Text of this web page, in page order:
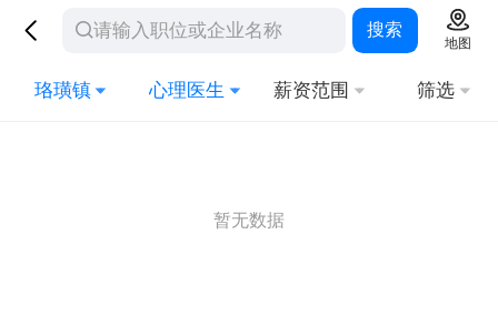
搜索
地图
珞璜镇 心理医生 薪资范围 筛选
暂无数据